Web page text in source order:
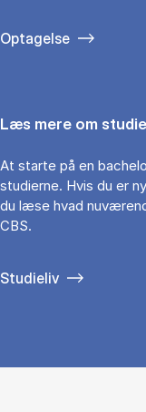
Optagelse
Læs mere om
At starte på en
studierne. Hvis du er
du læse hvad
CBS.
Studieliv